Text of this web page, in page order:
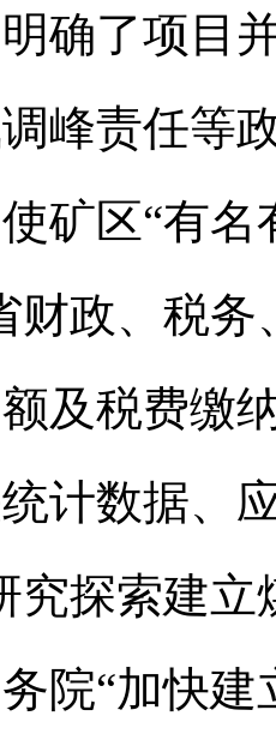
确了项目
峰责任等
区“有名
财政、税
及税费缴
统计数据、
探索建立
院“加快